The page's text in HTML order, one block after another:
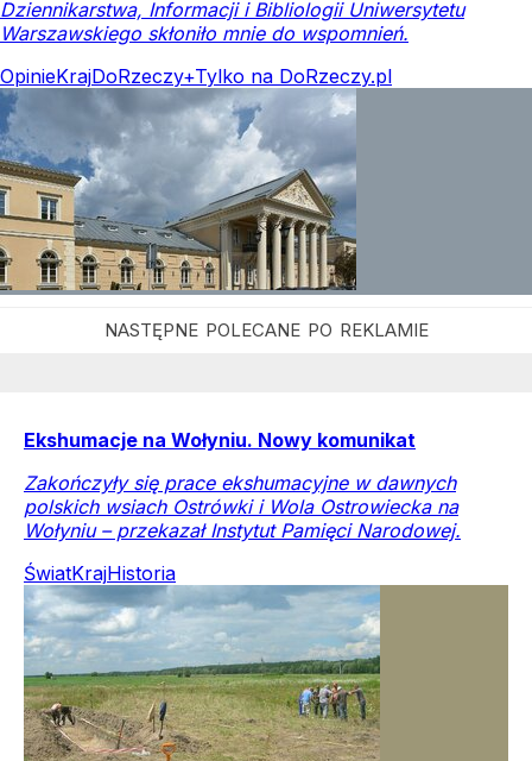
Dziennikarstwa, Informacji i Bibliologii Uniwersytetu
Warszawskiego skłoniło mnie do wspomnień.
OpinieKrajDoRzeczy+Tylko na DoRzeczy.pl
Ekshumacje na Wołyniu. Nowy komunikat
Zakończyły się prace ekshumacyjne w dawnych
polskich wsiach Ostrówki i Wola Ostrowiecka na
Wołyniu – przekazał Instytut Pamięci Narodowej.
ŚwiatKrajHistoria